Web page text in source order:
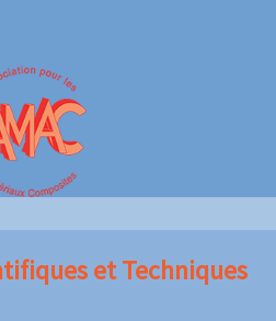
et Techniques